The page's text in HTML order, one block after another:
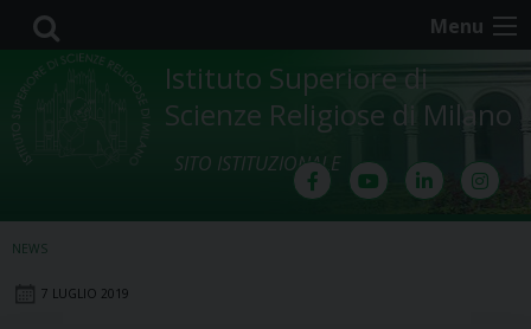
Skip
content
Menu
Istituto Superiore di
Scienze Religiose di Milano
SITO ISTITUZIONALE
NEWS
7 LUGLIO 2019